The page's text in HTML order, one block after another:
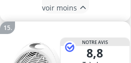
voir moins
NOTRE AVIS
8,8